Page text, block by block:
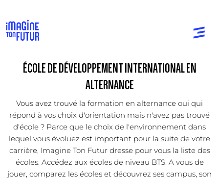
ÉCOLE DE DÉVELOPPEMENT INTERNATIONAL EN
ALTERNANCE
Vous avez trouvé la formation en alternance oui qui
répond à vos choix d'orientation mais n'avez pas trouvé
d'école ? Parce que le choix de l'environnement dans
lequel vous évoluez est important pour la suite de votre
carrière, Imagine Ton Futur dresse pour vous la liste des
écoles. Accédez aux écoles de niveau BTS. A vous de
jouer, comparez les écoles et découvrez ses campus, son